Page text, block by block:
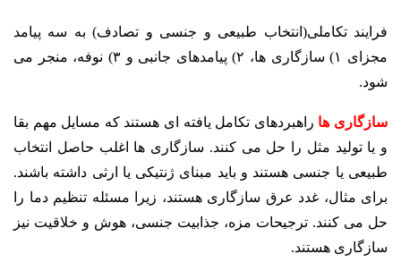
فرایند تکاملی(انتخاب طبیعی و جنسی و تصادف) به سه پیامد
مجزای ۱) سازگاری ها، ۲) پیامدهای جانبی و ۳) نوفه، منجر می
شود.
سازگاری ها راهبردهای تکامل یافته ای هستند که مسایل مهم بقا
و یا تولید مثل را حل می کنند. سازگاری ها اغلب حاصل انتخاب
طبیعی یا جنسی هستند و باید مبنای ژنتیکی یا ارثی داشته باشند.
برای مثال، غدد عرق سازگاری هستند، زیرا مسئله تنظیم دما را
حل می کنند. ترجیحات مزه، جذابیت جنسی، هوش و خلاقیت نیز
سازگاری هستند.